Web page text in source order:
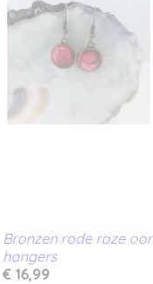
Bronzen rode roze oor
hangers
€ 16,99